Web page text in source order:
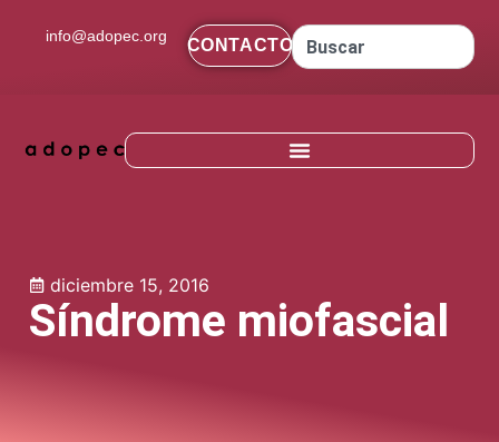
info@adopec.org CONTACTO
Síndrome miofascial
diciembre 15, 2016